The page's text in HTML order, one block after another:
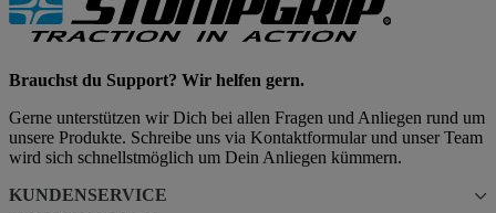
Brauchst du Support? Wir helfen gern.
Gerne unterstützen wir Dich bei allen Fragen und Anliegen rund um
unsere Produkte. Schreibe uns via Kontaktformular und unser Team
wird sich schnellstmöglich um Dein Anliegen kümmern.
KUNDENSERVICE